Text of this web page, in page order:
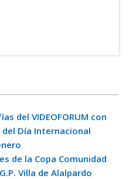
del VIDEOFORUM con
Día Internacional
de la Copa Comunidad
Villa de Alalpardo